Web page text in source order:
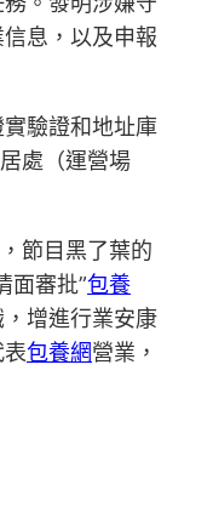
息，以及申報
驗證和地址庫
處（運營場
節目黑了葉的
面審批”包養
增進行業安康
包養網營業，